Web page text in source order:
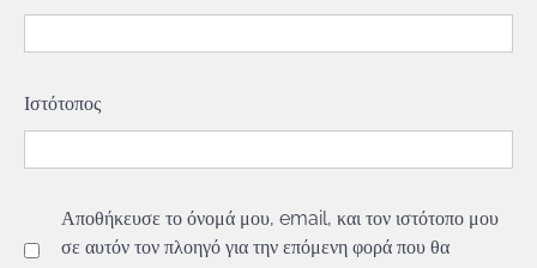
Ιστότοπος
Αποθήκευσε το όνομά μου, email, και τον ιστότοπο μου
σε αυτόν τον πλοηγό για την επόμενη φορά που θα